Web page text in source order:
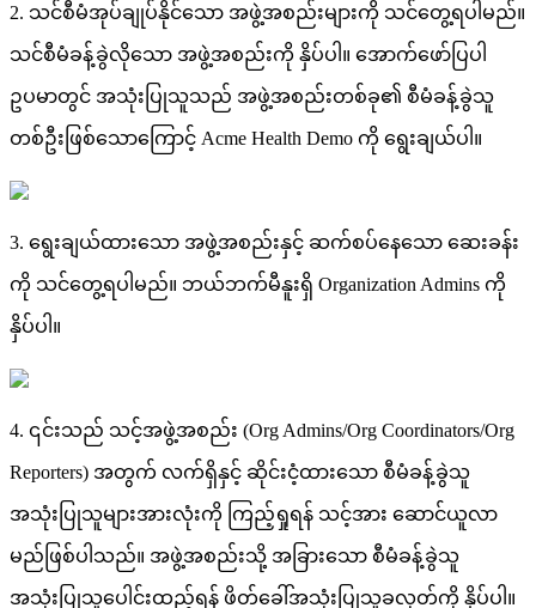
2. သငစမအပခပနငသ အဖအစညမက သငတရပ မည။
သငစမခနခလသ အဖအစညက နပပ ။ အကဖ ပပ
ဥပမတင အသ ပသသည အဖအစညတစခ၏ စမခနခသ
တစဦ ဖစသကင Acme Health Demo က ရခယပ ။
3. ရခယထသ အဖအစညနင ဆကစပနသ ဆခန
က သငတရပ မည။ ဘယဘကမနရ Organization Admins က
နပပ ။
4. ၎ငသည သငအဖအစည (Org Admins/Org Coordinators/Org
Reporters) အတက လကရနင ဆငငထသ စမခနခသ
အသ ပသမအလက ကညရရန သငအ ဆငယလ
မည ဖစပ သည။ အဖအစညသ အ ခသ စမခနခသ
အသ ပသပ ငထညရန ဖတခ အသ ပသခလတက နပပ ။